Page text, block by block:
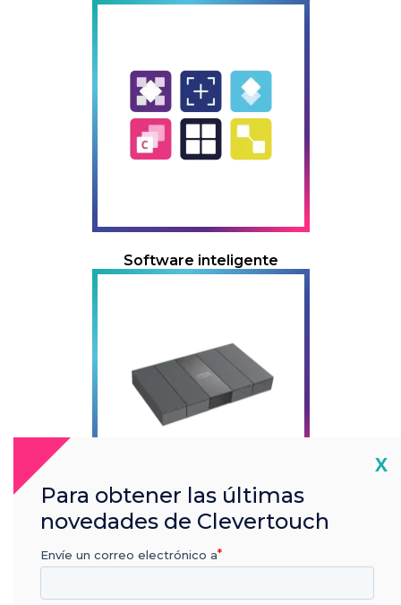
Software inteligente
Accesorios inteligentes
X
Para obtener las últimas
novedades de Clevertouch
Envíe un correo electrónico a